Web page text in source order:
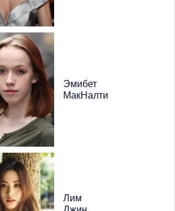
Эмибет
МакНалти
Лим